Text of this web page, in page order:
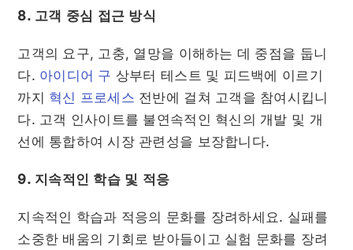
8. 고객 중심 접근 방식
고객의 요구, 고충, 열망을 이해하는 데 중점을 둡니
다. 아이디어 구 상부터 테스트 및 피드백에 이르기
까지 혁신 프로세스 전반에 걸쳐 고객을 참여시킵니
다. 고객 인사이트를 불연속적인 혁신의 개발 및 개
선에 통합하여 시장 관련성을 보장합니다.
9. 지속적인 학습 및 적응
지속적인 학습과 적응의 문화를 장려하세요. 실패를
소중한 배움의 기회로 받아들이고 실험 문화를 장려